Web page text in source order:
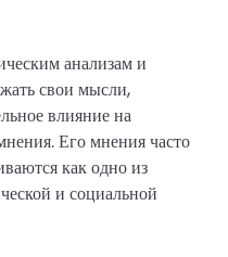
анализам и
свои мысли,
влияние на
Его мнения часто
как одно из
и социальной